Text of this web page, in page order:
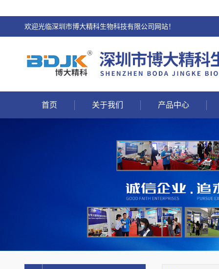
欢迎光临深圳市博大精科生物科技有限公司网站！
首页 关于我们 产品中心